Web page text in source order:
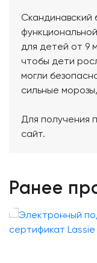
Cкандинавский
для детей от 9
чтобы дети
могли
сильные
Для получения
сайт.
Ранее